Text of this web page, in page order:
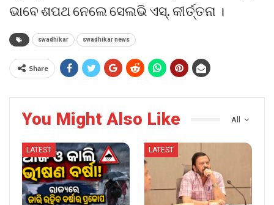
ଭାବେ ଶପଥ ନେଲେ ସେଲଭି ଏସ୍. କୀର୍ତ୍ତନା ।
swadhikar swadhikar news
Share
All
You Might Also Like
LATEST LATEST